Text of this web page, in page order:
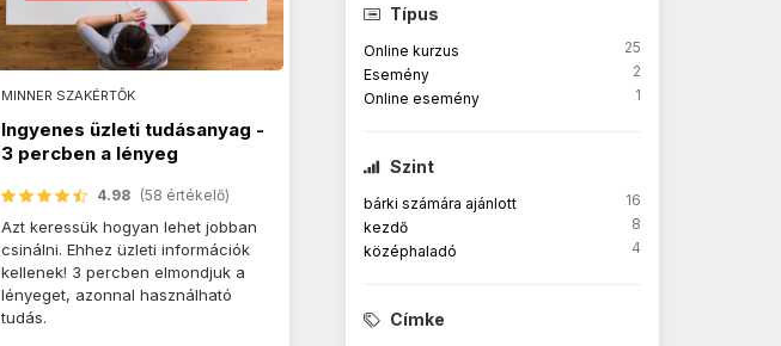
Típus
Online kurzus
25
Esemény
2
Online esemény
1
Szint
bárki számára ajánlott
16
kezdő
8
középhaladó
4
Címke
MINNER SZAKÉRTŐK
Ingyenes üzleti tudásanyag -
3 percben a lényeg
4.98 (58 értékelő)
Azt keressük hogyan lehet jobban
csinálni. Ehhez üzleti információk
kellenek! 3 percben elmondjuk a
lényeget, azonnal használható
tudás.